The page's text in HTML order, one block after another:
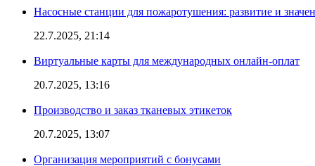
Насосные станции для пожаротушения: развитие и
22.7.2025, 21:14
Виртуальные карты для международных онлайн-оплат
20.7.2025, 13:16
Производство и заказ тканевых этикеток
20.7.2025, 13:07
Организация мероприятий с бонусами